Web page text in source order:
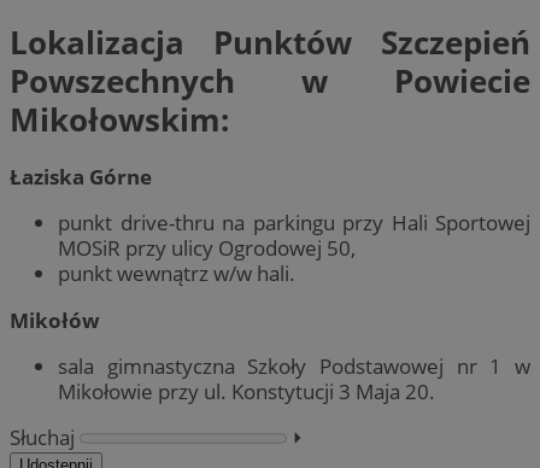
Lokalizacja Punktów Szczepień
Powszechnych w Powiecie
Mikołowskim:
Łaziska Górne
punkt drive-thru na parkingu przy Hali Sportowej
MOSiR przy ulicy Ogrodowej 50,
punkt wewnątrz w/w hali.
Mikołów
sala gimnastyczna Szkoły Podstawowej nr 1 w
Mikołowie przy ul. Konstytucji 3 Maja 20.
Słuchaj
⏵︎